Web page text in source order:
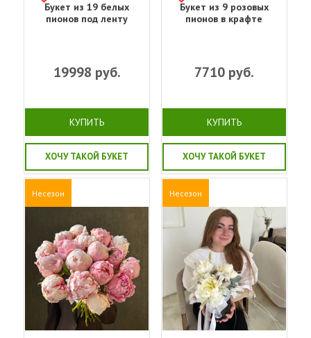
Букет из 19 белых
пионов под ленту
19998 руб.
КУПИТЬ
ХОЧУ ТАКОЙ БУКЕТ
Букет из 9 розовых
пионов в крафте
7710руб.
КУПИТЬ
ХОЧУ ТАКОЙ БУКЕТ
Несезон Несезон